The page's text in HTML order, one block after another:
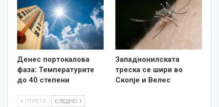
Денес портокалова
фаза: Температурите
до 40 степени
Западнонилската
треска се шири во
Скопје и Велес
ПТРЕТХ СЛЕДНО